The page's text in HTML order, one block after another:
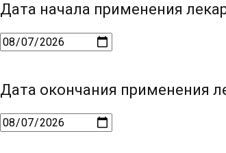
Дата начала применения
Дата окончания применения